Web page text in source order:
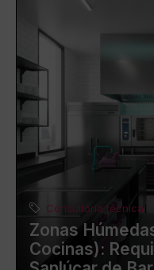
Consultoría técnica
Zonas
Cocinas):